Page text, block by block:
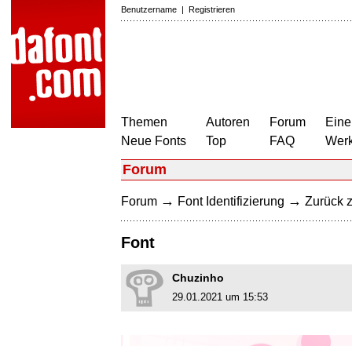
Benutzername | Registrieren
Themen
Neue Fonts
Autoren
Top
Forum
FAQ
Forum
Forum → Font Identifizierung → Zurück
Font
Chuzinho
29.01.2021 um 15:53